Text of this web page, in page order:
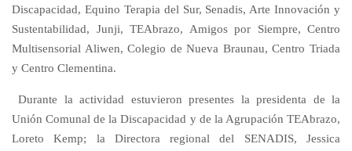
Discapacidad, Equino Terapia del Sur, Senadis, Arte Innovación y
Sustentabilidad, Junji, TEAbrazo, Amigos por Siempre, Centro
Multisensorial Aliwen, Colegio de Nueva Braunau, Centro Triada
y Centro Clementina.
Durante la actividad estuvieron presentes la presidenta de la
Unión Comunal de la Discapacidad y de la Agrupación TEAbrazo,
Loreto Kemp; la Directora regional del SENADIS, Jessica